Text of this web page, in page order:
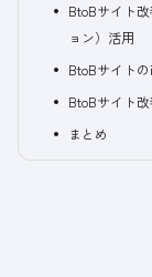
BtoBサイト
ョン）活用
BtoBサイト
BtoBサイト
まとめ